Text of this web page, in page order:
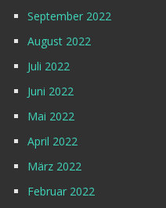
September 2022
August 2022
Juli 2022
Juni 2022
Mai 2022
April 2022
März 2022
Februar 2022